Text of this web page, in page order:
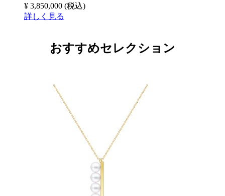
¥ 3,850,000 (税込)
詳しく見る
おすすめセレクション